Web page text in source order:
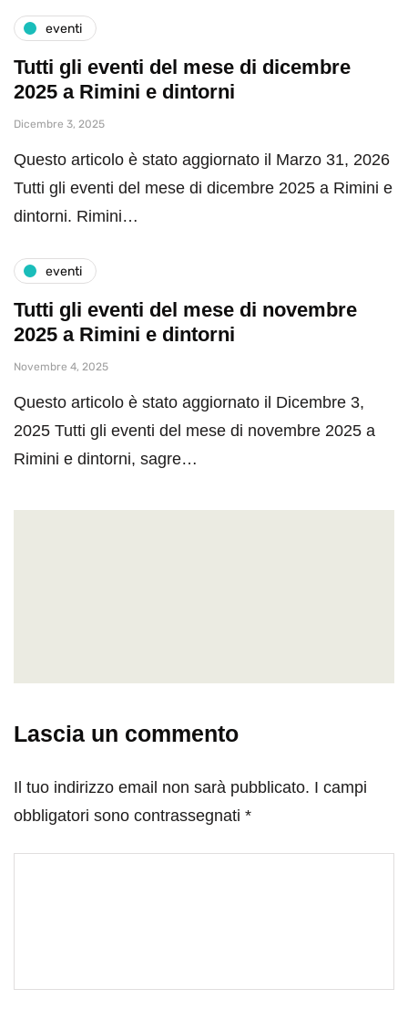
eventi
Tutti gli eventi del mese di dicembre
2025 a Rimini e dintorni
Dicembre 3, 2025
Questo articolo è stato aggiornato il Marzo 31, 2026
Tutti gli eventi del mese di dicembre 2025 a Rimini e
dintorni. Rimini…
eventi
Tutti gli eventi del mese di novembre
2025 a Rimini e dintorni
Novembre 4, 2025
Questo articolo è stato aggiornato il Dicembre 3,
2025 Tutti gli eventi del mese di novembre 2025 a
Rimini e dintorni, sagre…
Lascia un commento
Il tuo indirizzo email non sarà pubblicato. I campi
obbligatori sono contrassegnati *